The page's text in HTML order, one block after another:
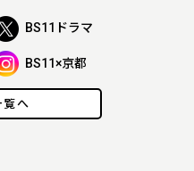
覧へ
BS11ドラマ
BS11×京都